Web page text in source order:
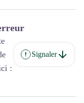
:
Signaler